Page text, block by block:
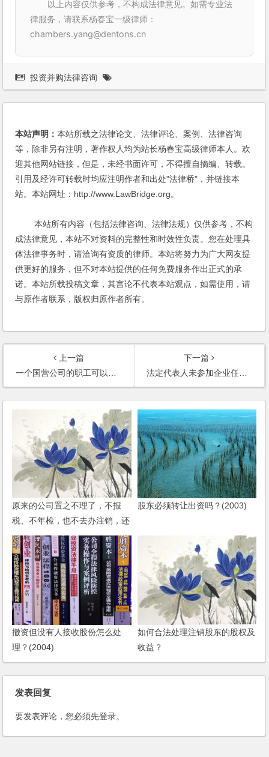
以上内容仅供参考，不构成法律意见。如需专业法
律服务，请联系杨春宝一级律师：
chambers.yang@dentons.cn
投资并购法律咨询
本站声明：本站所载之法律论文、法律评论、案例、法律咨询
等，除非另有注明，著作权人均为站长杨春宝高级律师本人。欢
迎其他网站链接，但是，未经书面许可，不得擅自摘编、转载。
引用及经许可转载时均应注明作者和出处"法律桥"，并链接本
站。本站网址：http://www.LawBridge.org。
本站所有内容（包括法律咨询、法律法规）仅供参考，不构
成法律意见，本站不对资料的完整性和时效性负责。您在处理具
体法律事务时，请洽询有资质的律师。本站将努力为广大网友提
供更好的服务，但不对本站提供的任何免费服务作出正式的承
诺。本站所载投稿文章，其言论不代表本站观点，如需使用，请
与原作者联系，版权归原作者所有。
上一篇
一个国营公司的职工可以做另外公司的法定代表人吗？
下一篇
法定代表人未参加企业任何经营和分红，企业存在违法经营，法人代表须承担责任吗？
原来的公司置之不理了，不报
税、不年检，也不去办注销，还
可以在开公司吗？是否有影响？
股东必须转让出资吗？(2003)
撤资但没有人接收股份怎么处
理？(2004)
如何合法处理注销股东的股权及
收益？
发表回复
要发表评论，您必须先登录。